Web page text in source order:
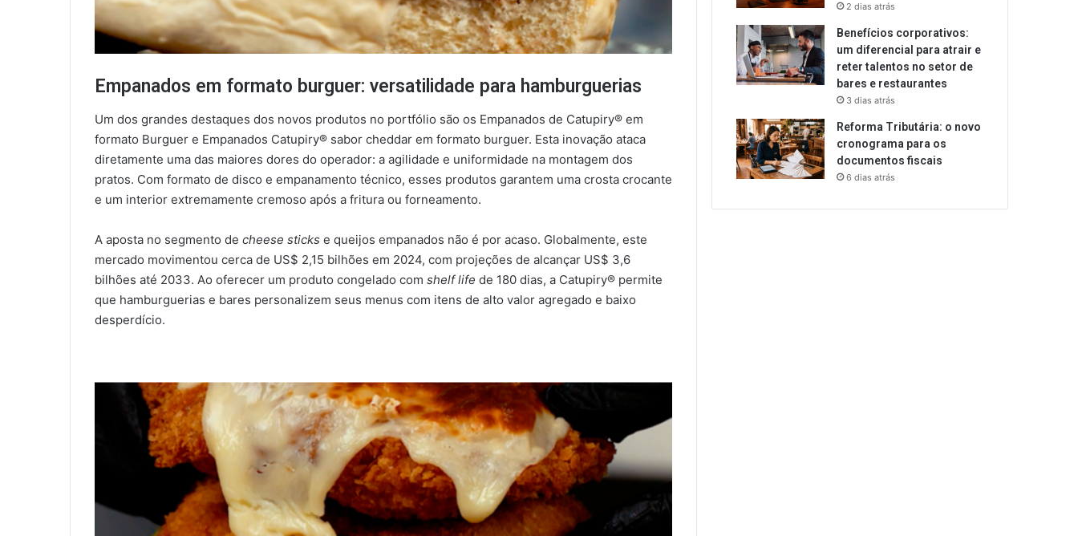
Empanados em formato burguer: versatilidade para hamburguerias
Um dos grandes destaques dos novos produtos no portfólio são os Empanados de Catupiry® em
formato Burguer e Empanados Catupiry® sabor cheddar em formato burguer. Esta inovação ataca
diretamente uma das maiores dores do operador: a agilidade e uniformidade na montagem dos
pratos. Com formato de disco e empanamento técnico, esses produtos garantem uma crosta crocante
e um interior extremamente cremoso após a fritura ou forneamento.
A aposta no segmento de cheese sticks e queijos empanados não é por acaso. Globalmente, este
mercado movimentou cerca de US$ 2,15 bilhões em 2024, com projeções de alcançar US$ 3,6
bilhões até 2033. Ao oferecer um produto congelado com shelf life de 180 dias, a Catupiry® permite
que hamburguerias e bares personalizem seus menus com itens de alto valor agregado e baixo
desperdício.
2 dias atrás
Benefícios corporativos:
um diferencial para atrair e
reter talentos no setor de
bares e restaurantes
3 dias atrás
Reforma Tributária: o novo
cronograma para os
documentos fiscais
6 dias atrás